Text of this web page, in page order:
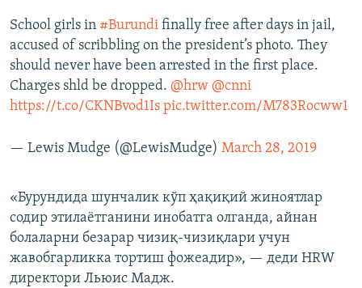
School girls in #Burundi finally free after days in jail,
accused of scribbling on the president’s photo. They
should never have been arrested in the first place.
Charges shld be dropped. @hrw @cnni
https://t.co/CKNBvod1Is pic.twitter.com/M783Rocww1
— Lewis Mudge (@LewisMudge) March 28, 2019
«Бурундида шунчалик кўп ҳақиқий жиноятлар
содир этилаётганини инобатга олганда, айнан
болаларни безарар чизиқ-чизиқлари учун
жавобгарликка тортиш фожеадир», — деди HRW
директори Льюис Мадж.